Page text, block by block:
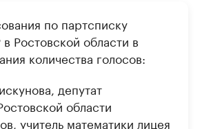
по партсписку
Ростовской области в
количества голосов:
депутат
области
учитель математики лицея